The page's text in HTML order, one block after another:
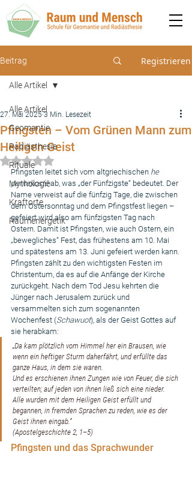
Beitrag Registrieren
Alle Artikel
Geomantie
Radiästhesie
Rituale
Mythologie
Kraftorte
Raumenergetik
Alle Artikel
Pfingsten – Vom Grünen Mann zum
Heiligen Geist
27. Mai 2025 3 Min. Lesezeit
Mit NaN von 5 Sternen bewertet.
Pfingsten leitet sich vom altgriechischen he
pentekostē ab, was „der Fünfzigste“ bedeutet. Der
Name verweist auf die fünfzig Tage, die zwischen
dem Ostersonntag und dem Pfingstfest liegen –
gefeiert wird also am fünfzigsten Tag nach
Ostern. Damit ist Pfingsten, wie auch Ostern, ein
„bewegliches“ Fest, das frühestens am 10. Mai
und spätestens am 13. Juni gefeiert werden kann.
Pfingsten zählt zu den wichtigsten Festen im
Christentum, da es auf die Anfänge der Kirche
zurückgeht. Nach dem Tod Jesu kehrten die
Jünger nach Jerusalem zurück und
versammelten sich zum sogenannten
Wochenfest (Schawuot), als der Geist Gottes auf
sie herabkam:
„Da kam plötzlich vom Himmel her ein Brausen, wie
wenn ein heftiger Sturm daherfährt, und erfüllte das
ganze Haus, in dem sie waren.
Und es erschienen ihnen Zungen wie von Feuer, die sich
verteilten; auf jeden von ihnen ließ sich eine nieder.
Alle wurden mit dem Heiligen Geist erfüllt und
begannen, in fremden Sprachen zu reden, wie es der
Geist ihnen eingab.“
(Apostelgeschichte 2, 1–5)
Pfingsten und das Sprachwunder